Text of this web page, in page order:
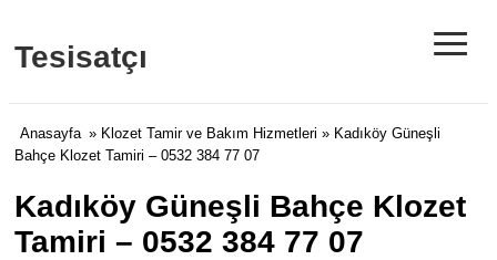
Tesisatçı ≡
Anasayfa » Klozet Tamir ve Bakım Hizmetleri » Kadıköy Güneşli
Bahçe Klozet Tamiri – 0532 384 77 07
Kadıköy Güneşli Bahçe Klozet
Tamiri – 0532 384 77 07